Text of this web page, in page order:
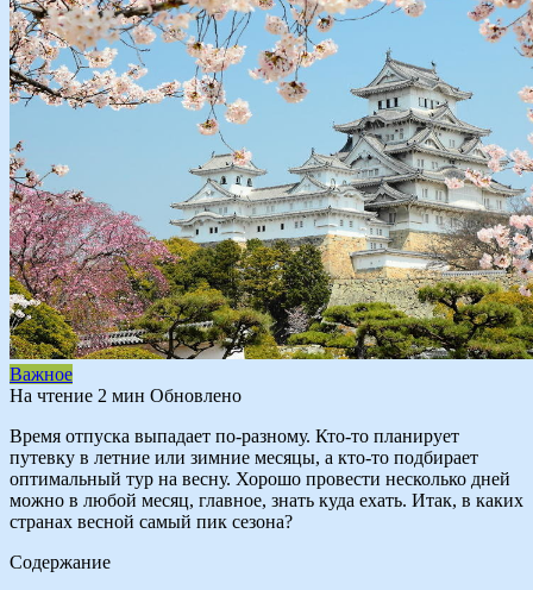
Важное
На чтение 2 мин Обновлено
Время отпуска выпадает по-разному. Кто-то планирует
путевку в летние или зимние месяцы, а кто-то подбирает
оптимальный тур на весну. Хорошо провести несколько дней
можно в любой месяц, главное, знать куда ехать. Итак, в каких
странах весной самый пик сезона?
Содержание